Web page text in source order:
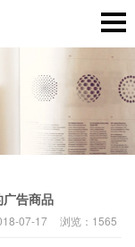
告商品
07-17 浏览： 1565